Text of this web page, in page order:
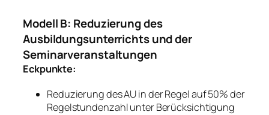
Modell B: Reduzierung des
Ausbildungsunterrichts und der
Seminarveranstaltungen
Eckpunkte:
Reduzierung des AU in der Regel auf 50% der
Regelstundenzahl unter Berücksichtigung